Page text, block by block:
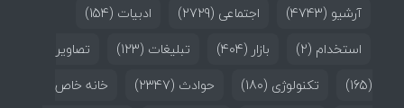
آرشیو (4743) اجتماعی (2729) ادبیات (154)
استخدام (2) بازار (404) تبلیغات (123)
تصاویر
(165)
تکنولوژی (180) حوادث (2347)
خانه خاص